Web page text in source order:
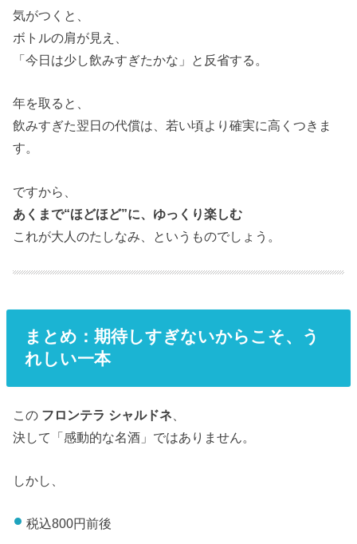
気がつくと、
ボトルの肩が見え、
「今日は少し飲みすぎたかな」と反省する。
年を取ると、
飲みすぎた翌日の代償は、若い頃より確実に高くつきま
す。
ですから、
あくまで“ほどほど”に、ゆっくり楽しむ
これが大人のたしなみ、というものでしょう。
まとめ：期待しすぎないからこそ、う
れしい一本
この フロンテラ シャルドネ
決して「感動的な名酒」ではありません。
しかし、
税込800円前後